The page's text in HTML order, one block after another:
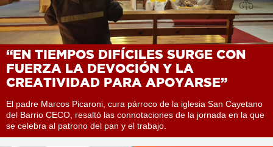
“EN TIEMPOS DIFÍCILES SURGE CON
FUERZA LA DEVOCIÓN Y LA
CREATIVIDAD PARA APOYARSE”
El padre Marcos Picaroni, cura párroco de la iglesia San Cayetano
del Barrio CECO, resaltó las connotaciones de la jornada en la que
se celebra al patrono del pan y el trabajo.